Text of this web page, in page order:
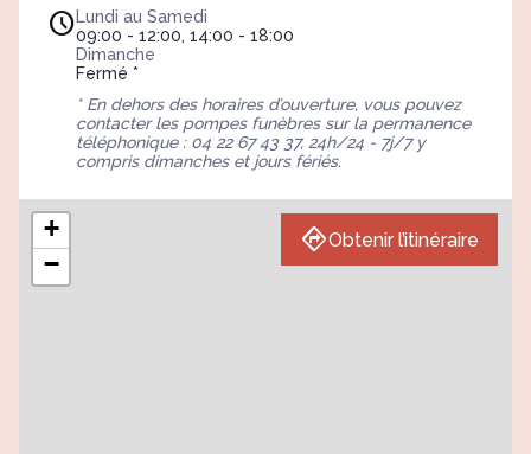
Lundi au Samedi
09:00 - 12:00, 14:00 - 18:00
Dimanche
Fermé *
* En dehors des horaires d’ouverture, vous pouvez
contacter les pompes funèbres sur la permanence
téléphonique : 04 22 67 43 37, 24h/24 - 7j/7 y
compris dimanches et jours fériés.
+
−
Obtenir l’itinéraire